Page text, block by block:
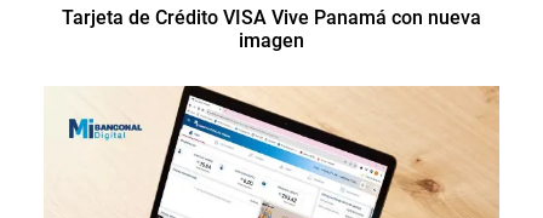
Tarjeta de Crédito VISA Vive Panamá con nueva
imagen